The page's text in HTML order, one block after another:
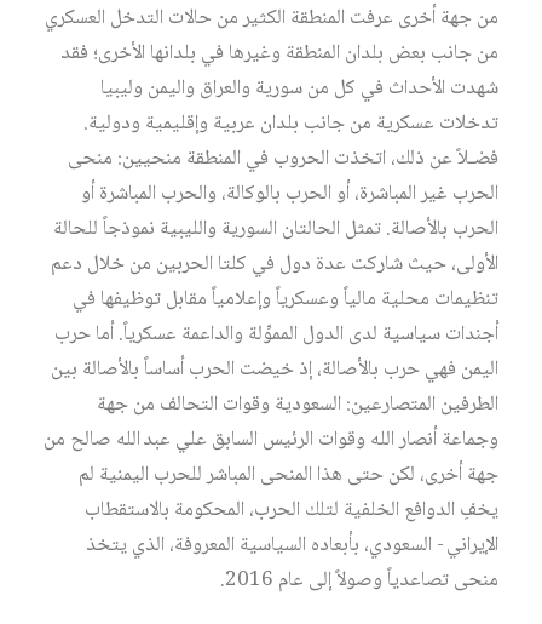
منجهةأخرى عرفت المنطقة الكثيرمنحالات التدخل العسكري
منجانب بعض بلدان المنطقة وغيرها في بلدانها الأخرى؛ فقد
شهدت الأحداث في كل منسورية والعراق واليمن وليبيا
تدخلات عسكرية منجانب بلدان عربية وإقليمية ودولية.
فضـلاًعن ذلك، اتخذت الحروب في المنطقة منحيين: منحى
الحرب غيرالمباشرة،أو الحرب بالوكالة، والحرب المباشرةأو
الحرب بالأصالة.تمثل الحالتان السورية والليبية نموذجاًللحالة
الأولى،حيثشاركت عدة دول في كلتا الحربين منخلال دعم
تنظيمات محلية مالياًوعسكرياًوإعلامياًمقابلتوظيفها في
أجنداتسياسية لدى الدول المموِّلة والداعمة عسكرياً.أماحرب
اليمن فهيحرب بالأصالة،إذخيضت الحربأساساًبالأصالة بين
الطرفين المتصارعين: السعودية وقوات التحالف منجهة
وجماعةأنصارالله وقوات الرئيس السابق علي عبدالله صالح من
جهةأخرى، لكنحتى هذا المنحى المباشرللحرب اليمنية لم
يخفِ الدوافع الخلفية لتلك الحرب، المحكومة بالاستقطاب
الإيراني- السعودي، بأبعاده السياسية المعروفة، الذييتخذ
منحىتصاعدياًوصولاًإلى عام